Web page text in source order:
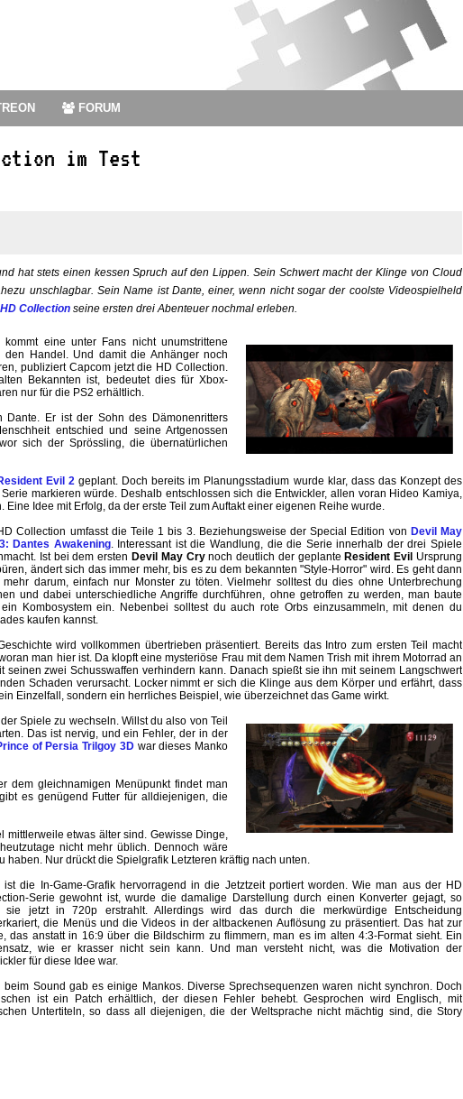
FORUM
im Test
hat stets einen kessen Spruch auf den Lippen. Sein Schwert macht der Klinge von Cloud
unschlagbar. Sein Name ist Dante, einer, wenn nicht sogar der coolste Videospielheld
Collection seine ersten drei Abenteuer nochmal erleben.
kommt eine unter Fans nicht unumstrittene
Handel. Und damit die Anhänger noch
publiziert Capcom jetzt die HD Collection.
Bekannten ist, bedeutet dies für Xbox-
nur für die PS2 erhältlich.
Er ist der Sohn des Dämonenritters
entschied und seine Artgenossen
sich der Sprössling, die übernatürlichen
Evil 2geplant. Doch bereits im Planungsstadium wurde klar, dass das Konzept des
markieren würde. Deshalb entschlossen sich die Entwickler, allen voran Hideo Kamiya,
Idee mit Erfolg, da der erste Teil zum Auftakt einer eigenen Reihe wurde.
Collection umfasst die Teile 1 bis 3. Beziehungsweise der Special Edition von Devil May
Dantes Awakening. Interessant ist die Wandlung, die die Serie innerhalb der drei Spiele
Ist bei dem ersten Devil May Crynoch deutlich der geplante Resident Evil Ursprung
ändert sich das immer mehr, bis es zu dem bekannten "Style-Horror" wird. Es geht dann
mehr darum, einfach nur Monster zu töten. Vielmehr solltest du dies ohne Unterbrechung
und dabei unterschiedliche Angriffe durchführen, ohne getroffen zu werden, man baute
Kombosystem ein. Nebenbei solltest du auch rote Orbs einzusammeln, mit denen du
kaufen kannst.
wird vollkommen übertrieben präsentiert. Bereits das Intro zum ersten Teil macht
man hier ist. Da klopft eine mysteriöse Frau mit dem Namen Trish mit ihrem Motorrad an
seinen zwei Schusswaffen verhindern kann. Danach spießt sie ihn mit seinem Langschwert
Schaden verursacht. Locker nimmt er sich die Klinge aus dem Körper und erfährt, dass
Einzelfall, sondern ein herrliches Beispiel, wie überzeichnet das Game wirkt.
Spiele zu wechseln. Willst du also von Teil
Das ist nervig, und ein Fehler, der in der
of Persia Trilgoy 3Dwar dieses Manko
dem gleichnamigen Menüpunkt findet man
es genügend Futter für alldiejenigen, die
mittlerweile etwas älter sind. Gewisse Dinge,
nicht mehr üblich. Dennoch wäre
Nur drückt die Spielgrafik Letzteren kräftig nach unten.
ist die In-Game-Grafik hervorragend in die Jetztzeit portiert worden. Wie man aus der HD
Serie gewohnt ist, wurde die damalige Darstellung durch einen Konverter gejagt, so
sie jetzt in 720p erstrahlt. Allerdings wird das durch die merkwürdige Entscheidung
die Menüs und die Videos in der altbackenen Auflösung zu präsentiert. Das hat zur
das anstatt in 16:9 über die Bildschirm zu flimmern, man es im alten 4:3-Format sieht. Ein
wie er krasser nicht sein kann. Und man versteht nicht, was die Motivation der
für diese Idee war.
beim Sound gab es einige Mankos. Diverse Sprechsequenzen waren nicht synchron. Doch
ist ein Patch erhältlich, der diesen Fehler behebt. Gesprochen wird Englisch, mit
Untertiteln, so dass all diejenigen, die der Weltsprache nicht mächtig sind, die Story